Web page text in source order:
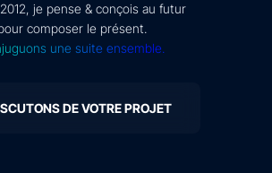
je pense & conçois au futur
composer le présent.
une suite ensemble.
DE VOTRE PROJET